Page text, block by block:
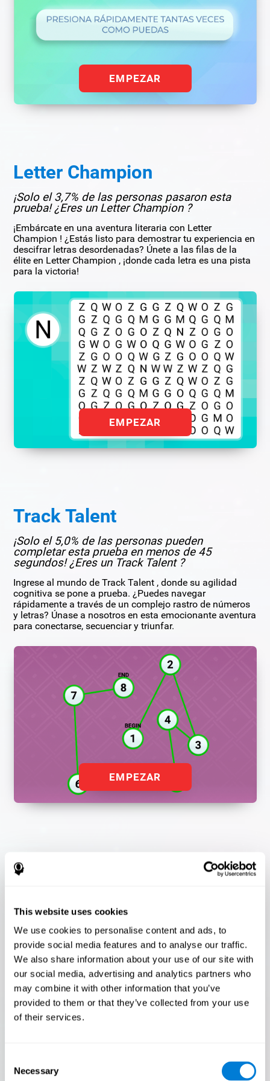
This website uses cookies
We use cookies to personalise content and ads, to
provide social media features and to analyse our traffic.
We also share information about your use of our site with
our social media, advertising and analytics partners who
may combine it with other information that you’ve
provided to them or that they’ve collected from your use
of their services.
Selection
Necessary
EMPEZAR
Letter Champion
¡Solo el 3,7% de las personas pasaron esta
prueba! ¿Eres un Letter Champion ?
¡Embárcate en una aventura literaria con Letter
Champion ! ¿Estás listo para demostrar tu experiencia en
descifrar letras desordenadas? Únete a las filas de la
élite en Letter Champion , ¡donde cada letra es una pista
para la victoria!
EMPEZAR
Track Talent
¡Solo el 5,0% de las personas pueden
completar esta prueba en menos de 45
segundos! ¿Eres un Track Talent ?
Ingrese al mundo de Track Talent , donde su agilidad
cognitiva se pone a prueba. ¿Puedes navegar
rápidamente a través de un complejo rastro de números
y letras? Únase a nosotros en esta emocionante aventura
para conectarse, secuenciar y triunfar.
EMPEZAR
Flash Finder
prueba! ¿Eres un Flash Finder ?
¡La prueba definitiva de tu velocidad y precisión! ¿Podrás
seguir el ritmo? ¿Estás listo para demostrar tu capacidad
para responder rápidamente bajo presión? ¡Acepta el
desafío en Flash Finder !